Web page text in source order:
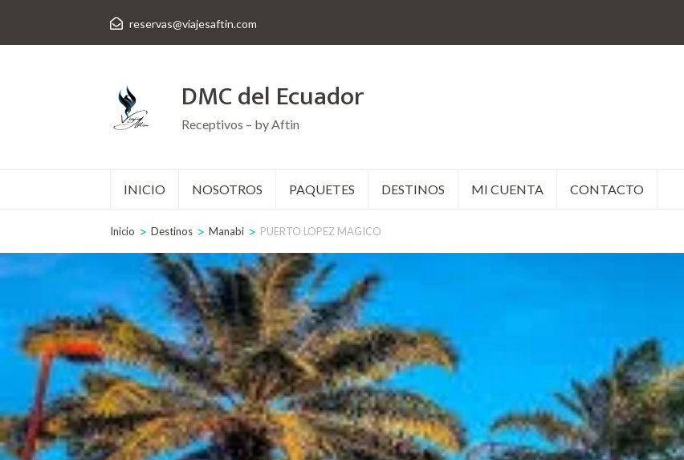
reservas@viajesaftin.com
DMC del Ecuador
Receptivos – by Aftin
INICIO NOSOTROS PAQUETES DESTINOS MI CUENTA CONTACTO
Inicio > Destinos > Manabi > PUERTO LOPEZ MAGICO